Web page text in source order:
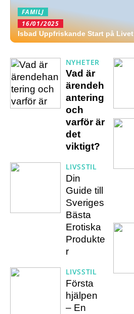
FAMILJ
16/01/2025
Isbad Uppfriskande Start på Livet
NYHETER
Vad är
ärendeh
antering
och
varför är
det
viktigt?
LIVSSTIL
Din
Guide till
Sveriges
Bästa
Erotiska
Produkte
r
LIVSSTIL
Första
hjälpen
– En